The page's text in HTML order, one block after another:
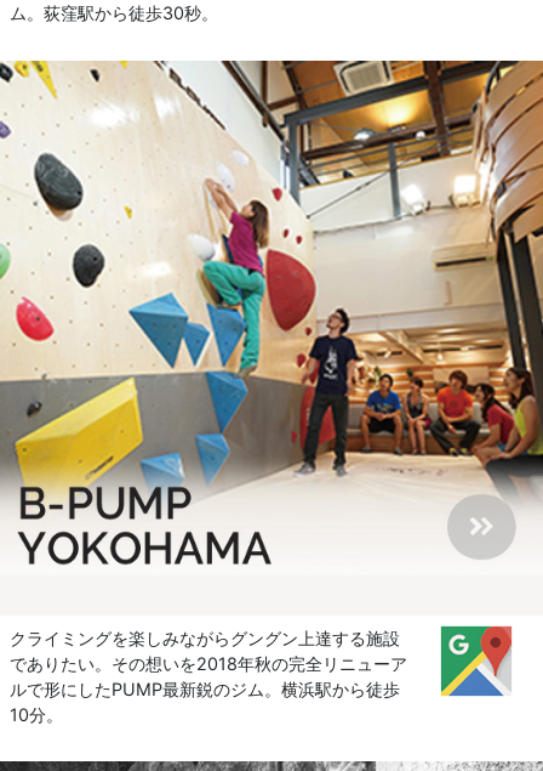
ム。荻窪駅から徒歩30秒。
クライミングを楽しみながらグングン上達する施設
でありたい。その想いを2018年秋の完全リニューア
ルで形にしたPUMP最新鋭のジム。横浜駅から徒歩
10分。